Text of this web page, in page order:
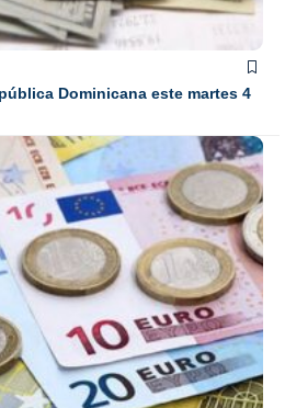
Dominicana este martes 4